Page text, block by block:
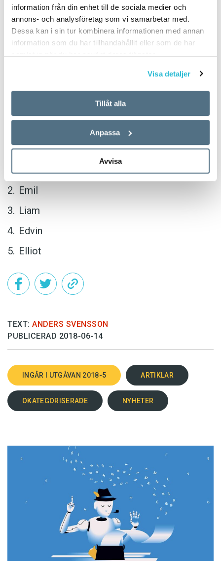
information från din enhet till de sociala medier och
annons- och analysföretag som vi samarbetar med.
Dessa kan i sin tur kombinera informationen med annan
information som du har tillhandahållit eller som de har
samlat in när du har använt deras tjänster.
Visa detaljer
Tillåt alla
Anpassa
Avvisa
Flickor
Ellen
Pojkar
William
Emil
Liam
Edvin
Elliot
TEXT: ANDERS SVENSSON
PUBLICERAD 2018-06-14
INGÅR I UTGÅVAN 2018-5 ARTIKLAR
OKATEGORISERADE NYHETER